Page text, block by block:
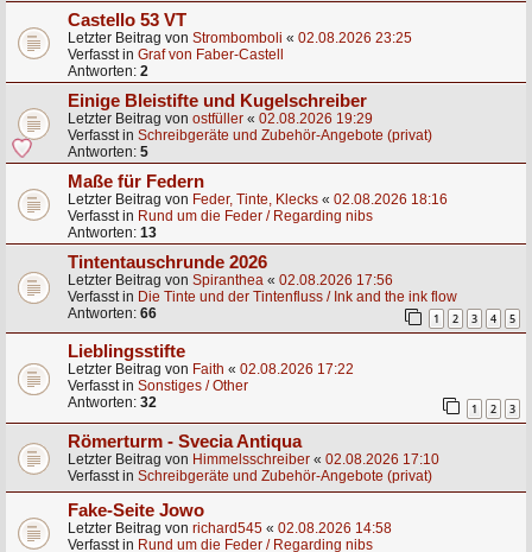
Castello 53 VT
Letzter Beitrag von Strombomboli « 02.08.2026 23:25
Verfasst in Graf von Faber-Castell
Antworten: 2
Einige Bleistifte und Kugelschreiber
Letzter Beitrag von ostfüller « 02.08.2026 19:29
Verfasst in Schreibgeräte und Zubehör-Angebote (privat)
Antworten: 5
Maße für Federn
Letzter Beitrag von Feder, Tinte, Klecks « 02.08.2026 18:16
Verfasst in Rund um die Feder / Regarding nibs
Antworten: 13
Tintentauschrunde 2026
Letzter Beitrag von Spiranthea « 02.08.2026 17:56
Verfasst in Die Tinte und der Tintenfluss / Ink and the ink flow
Antworten: 66 1 2 3 4 5
Lieblingsstifte
Letzter Beitrag von Faith « 02.08.2026 17:22
Verfasst in Sonstiges / Other
Antworten: 32 1 2 3
Römerturm - Svecia Antiqua
Letzter Beitrag von Himmelsschreiber « 02.08.2026 17:10
Verfasst in Schreibgeräte und Zubehör-Angebote (privat)
Fake-Seite Jowo
Letzter Beitrag von richard545 « 02.08.2026 14:58
Verfasst in Rund um die Feder / Regarding nibs